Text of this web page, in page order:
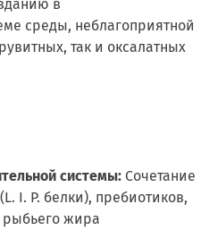
в
среды, неблагоприятной
так и оксалатных
системы: Сочетание
I. P. белки), пребиотиков,
рыбьего жира